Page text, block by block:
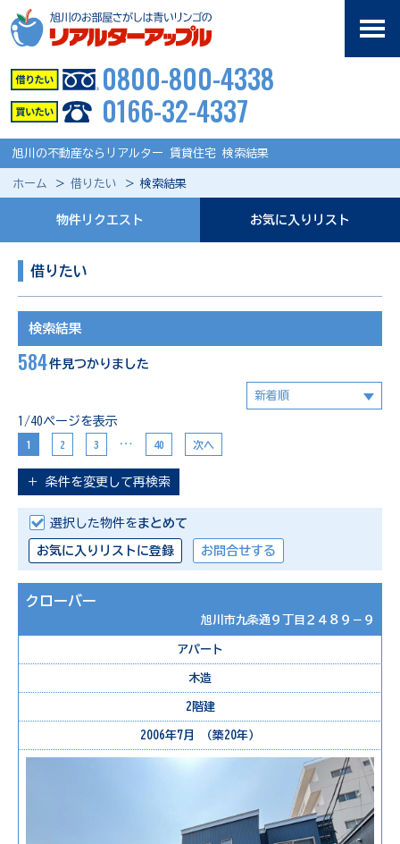
0800-800-4338
0166-32-4337
旭川の不動産ならリアルター 賃貸住宅 検索結果
ホーム 借りたい 検索結果
物件リクエスト お気に入りリスト
借りたい
検索結果
584件見つかりました
1/40ページを表示
1 2 3 … 40 次へ
＋ 条件を変更して再検索
選択した物件をまとめて
お気に入りリストに登録 お問合せする
クローバー
旭川市九条通９丁目２４８９－９
アパート
木造
2階建
2006年7月 （築20年）